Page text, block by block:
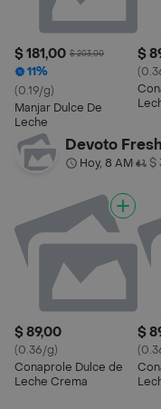
$ 181,00 $ 203,00
11%
(0.19/g)
Manjar Dulce De
Leche
$
Devoto
Hoy, 8 AM• $
$ 89,00
(0.36/g)
Conaprole Dulce de
Leche Crema
$